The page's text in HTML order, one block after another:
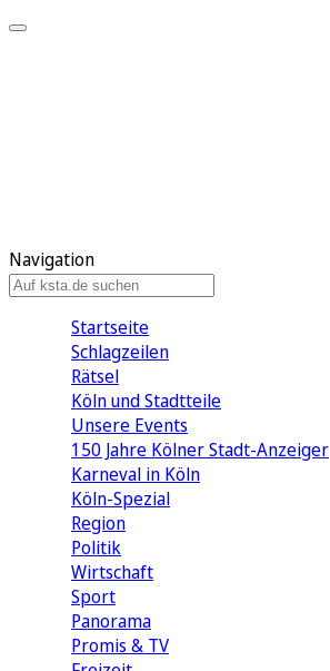
Navigation
Startseite
Schlagzeilen
Rätsel
Köln und Stadtteile
Unsere Events
150 Jahre Kölner Stadt-Anzeiger
Karneval in Köln
Köln-Spezial
Region
Politik
Wirtschaft
Sport
Panorama
Promis & TV